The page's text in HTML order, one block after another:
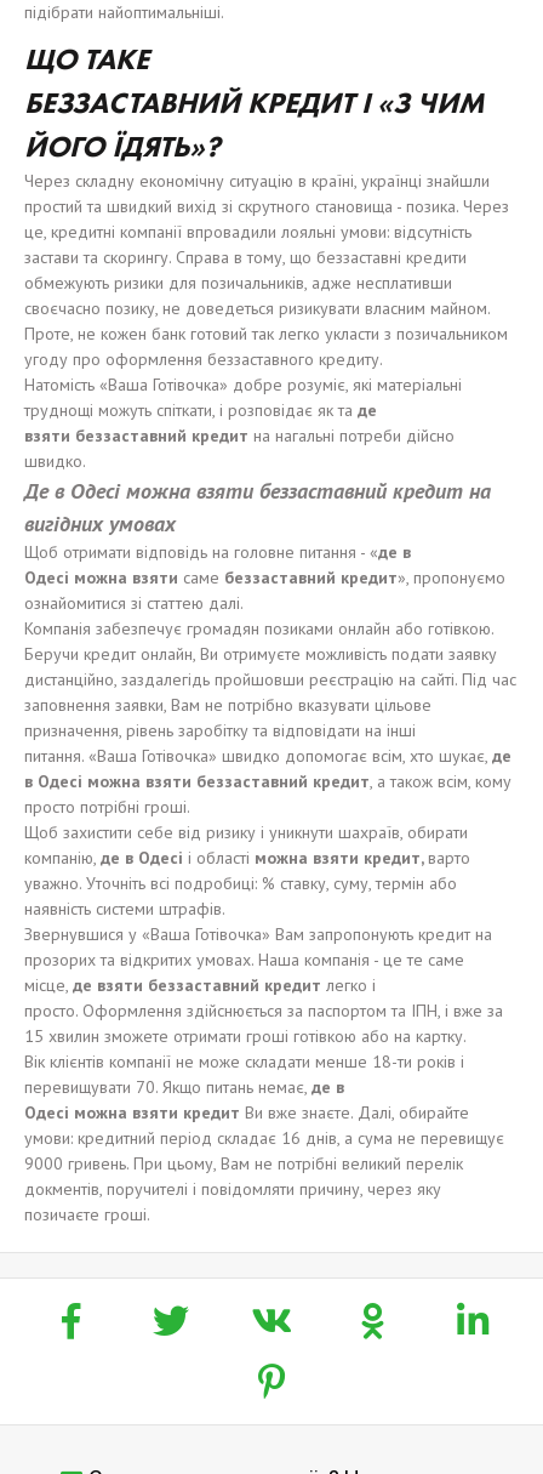
підібрати найоптимальніші.
ЩО ТАКЕ
БЕЗЗАСТАВНИЙКРЕДИТІ«З ЧИМ
ЙОГО ЇДЯТЬ»?
Через складну економічну ситуацію в країні, українці знайшли
простий та швидкий вихід зі скрутного становища - позика. Через
це, кредитні компанії впровадили лояльні умови: відсутність
застави та скорингу. Справа в тому, що беззаставні кредити
обмежують ризики для позичальників, адже несплативши
своєчасно позику, не доведеться ризикувати власним майном.
Проте, не кожен банк готовий так легко укласти з позичальником
угоду про оформлення беззаставного кредиту.
Натомість «Ваша Готівочка» добре розуміє, які матеріальні
труднощі можуть спіткати, і розповідає як та де
взяти беззаставний кредит на нагальні потреби дійсно
швидко.
Дев Одесіможна взяти беззаставний кредит на
вигідних умовах
Щоб отримати відповідь на головне питання - «де в
Одесі можна взяти саме беззаставний кредит», пропонуємо
ознайомитися зі статтею далі.
Компанія забезпечує громадян позиками онлайн або готівкою.
Беручи кредит онлайн, Ви отримуєте можливість подати заявку
дистанційно, заздалегідь пройшовши реєстрацію на сайті. Під час
заповнення заявки, Вам не потрібно вказувати цільове
призначення, рівень заробітку та відповідати на інші
питання. «Ваша Готівочка» швидко допомогає всім, хто шукає, де
в Одесі можна взяти беззаставний кредит, а також всім, кому
просто потрібні гроші.
Щоб захистити себе від ризику і уникнути шахраїв, обирати
компанію, де в Одесі і області можна взяти кредит, варто
уважно. Уточніть всі подробиці: % ставку, суму, термін або
наявність системи штрафів.
Звернувшися у «Ваша Готівочка» Вам запропонують кредит на
прозорих та відкритих умовах. Наша компанія - це те саме
місце, де взяти беззаставний кредит легко і
просто. Оформлення здійснюється за паспортом та ІПН, і вже за
15 хвилин зможете отримати гроші готівкою або на картку.
Вік клієнтів компанії не може складати менше 18-ти років і
перевищувати 70. Якщо питань немає, де в
Одесі можна взяти кредит Ви вже знаєте. Далі, обирайте
умови: кредитний період складає 16 днів, а сума не перевищує
9000 гривень. При цьому, Вам не потрібні великий перелік
докментів, поручителі і повідомляти причину, через яку
позичаєте гроші.